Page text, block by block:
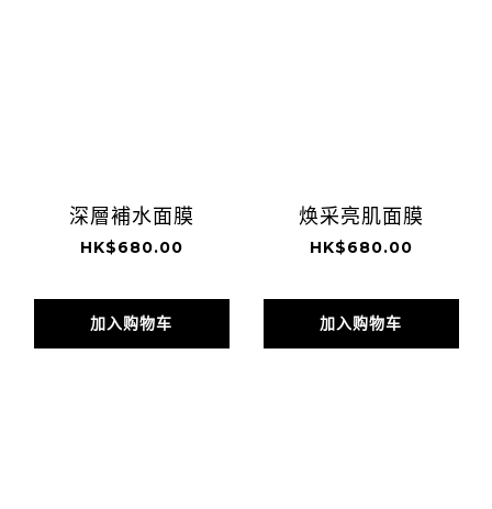
深層補水面膜
HK$680.00
加入购物车
焕采亮肌面膜
HK$680.00
加入购物车